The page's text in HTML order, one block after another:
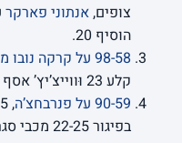
צופים,אנתוני פארקר
הוסיף 20.
98-58 על קרקה נובו מסטו
קלע 23 וּווייצ’יץ’ אסף 15 ריבאונדים לצד 13 נקודות.
90-59 על פנרבחצ’ה
בפיגור 22-25 מכבי סגרה את הערב ברבע רביעי של 28-8.